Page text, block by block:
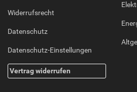
Widerrufsrecht
Datenschutz
Datenschutz-Einstellungen
Vertrag widerrufen